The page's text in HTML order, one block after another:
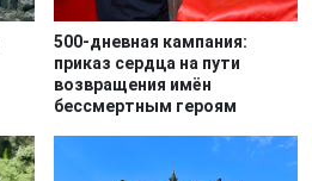
500-дневная кампания:
приказ сердца на пути
возвращения имён
бессмертным героям